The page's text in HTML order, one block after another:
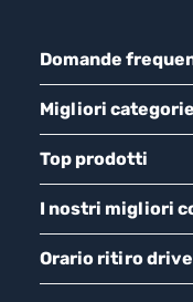
Domande
Migliori categorie
Top prodotti
I nostri migliori
Orario ritiro